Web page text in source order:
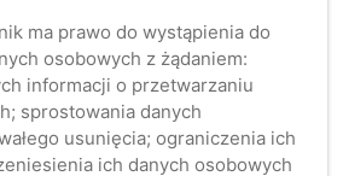
ma prawo do wystąpienia do
osobowych z żądaniem:
informacji o przetwarzaniu
sprostowania danych
usunięcia; ograniczenia ich
ich danych osobowych